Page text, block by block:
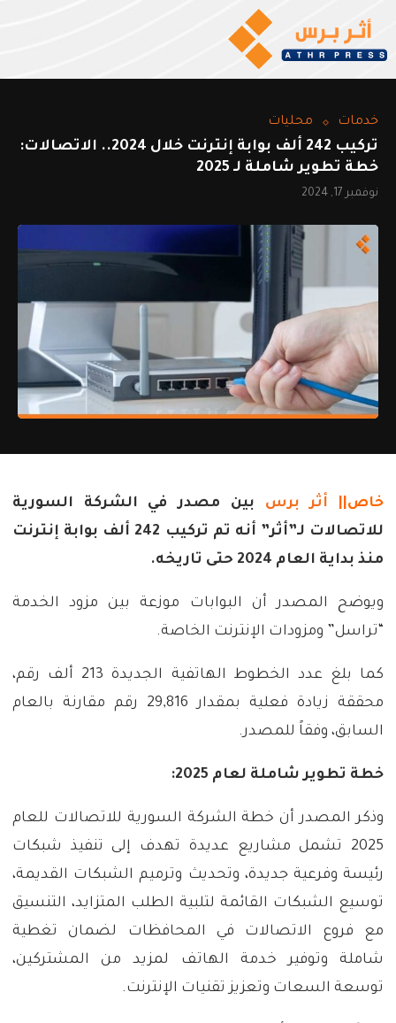
خدمات محليات
تركيب 242 ألف بوابة إنترنت خلال 2024.. الاتصالات:
خطة تطوير شاملة لـ 2025
نوفمبر 17, 2024
خاص|| أثر برس
بين مصدر في الشركة السورية
للاتصالات لـ”أثر” أنه تم تركيب 242 ألف بوابة إنترنت
منذ بداية العام 2024 حتى تاريخه.
ويوضح المصدر أن البوابات موزعة بين مزود الخدمة
“تراسل” ومزودات الإنترنت الخاصة.
كما بلغ عدد الخطوط الهاتفية الجديدة 213 ألف رقم،
محققة زيادة فعلية بمقدار 29,816 رقم مقارنة بالعام
السابق، وفقاً للمصدر.
خطة تطوير شاملة لعام 2025:
وذكر المصدر أن خطة الشركة السورية للاتصالات للعام
2025 تشمل مشاريع عديدة تهدف إلى تنفيذ شبكات
رئيسة وفرعية جديدة، وتحديث وترميم الشبكات القديمة،
توسيع الشبكات القائمة لتلبية الطلب المتزايد، التنسيق
مع فروع الاتصالات في المحافظات لضمان تغطية
شاملة وتوفير خدمة الهاتف لمزيد من المشتركين،
توسعة السعات وتعزيز تقنيات الإنترنت.